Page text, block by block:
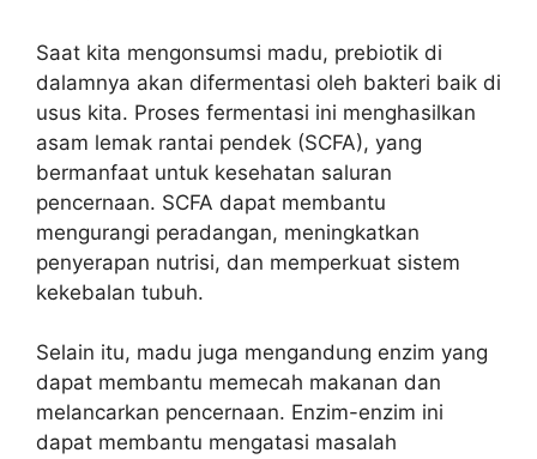
Saat kita mengonsumsi madu, prebiotik di
dalamnya akan difermentasi oleh bakteri baik di
usus kita. Proses fermentasi ini menghasilkan
asam lemak rantai pendek (SCFA), yang
bermanfaat untuk kesehatan saluran
pencernaan. SCFA dapat membantu
mengurangi peradangan, meningkatkan
penyerapan nutrisi, dan memperkuat sistem
kekebalan tubuh.
Selain itu, madu juga mengandung enzim yang
dapat membantu memecah makanan dan
melancarkan pencernaan. Enzim-enzim ini
dapat membantu mengatasi masalah